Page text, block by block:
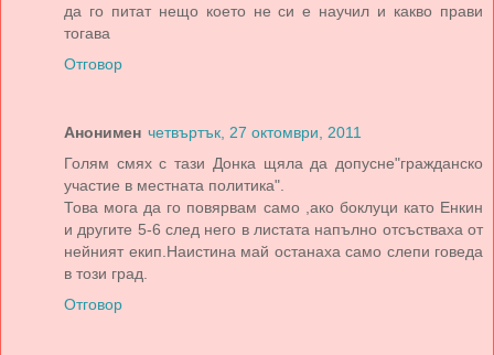
да го питат нещо което не си е научил и какво прави
тогава
Отговор
Анонимен четвъртък, 27 октомври, 2011
Голям смях с тази Донка щяла да допусне"гражданско
участие в местната политика".
Това мога да го повярвам само ,ако боклуци като Енкин
и другите 5-6 след него в листата напълно отсъстваха от
нейният екип.Наистина май останаха само слепи говеда
в този град.
Отговор